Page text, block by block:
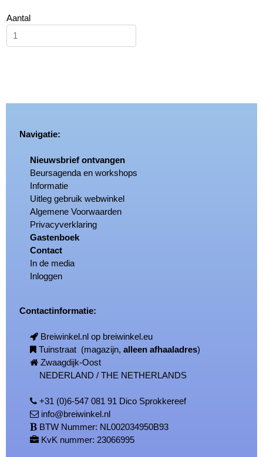
Aantal
Navigatie:
Nieuwsbrief ontvangen
Beursagenda en workshops
Informatie
Uitleg gebruik webwinkel
Algemene Voorwaarden
Privacyverklaring
Gastenboek
Contact
In de media
Inloggen
Contactinformatie:
Breiwinkel.nl op breiwinkel.eu
Tuinstraat (magazijn,alleen afhaaladres)
Zwaagdijk-Oost
NEDERLAND / THE NETHERLANDS
+31 (0)6-547 081 91 Dico Sprokkereef
info@breiwinkel.nl
BTW Nummer: NL002034950B93
KvK nummer: 23066995